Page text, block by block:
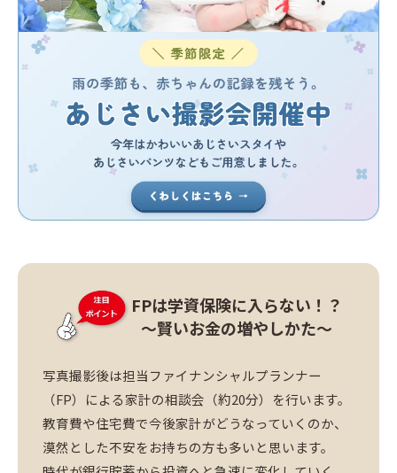
FPは学資保険に入らない！？
～賢いお金の増やしかた～
写真撮影後は担当ファイナンシャルプランナー
（FP）による家計の相談会（約20分）を行います。
教育費や住宅費で今後家計がどうなっていくのか、
漠然とした不安をお持ちの方も多いと思います。